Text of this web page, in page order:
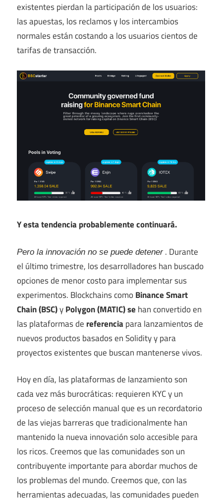
existentes pierdan la participación de los usuarios:
las apuestas, los reclamos y los intercambios
normales están costando a los usuarios cientos de
tarifas de transacción.
Y esta tendencia probablemente continuará.
Pero la innovación no se puede detener. Durante
el último trimestre, los desarrolladores han buscado
opciones de menor costo para implementar sus
experimentos. Blockchains como Binance Smart
Chain (BSC)yPolygon (MATIC) se han convertido en
las plataformas de referencia para lanzamientos de
nuevos productos basados ​​en Solidity y para
proyectos existentes que buscan mantenerse vivos.
Hoy en día, las plataformas de lanzamiento son
cada vez más burocráticas: requieren KYC y un
proceso de selección manual que es un recordatorio
de las viejas barreras que tradicionalmente han
mantenido la nueva innovación solo accesible para
los ricos. Creemos que las comunidades son un
contribuyente importante para abordar muchos de
los problemas del mundo. Creemos que, con las
herramientas adecuadas, las comunidades pueden